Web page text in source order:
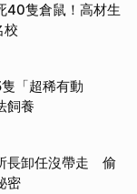
40隻倉鼠！高材生
校
「超稀有動
飼養
長卸任沒帶走 偷
密